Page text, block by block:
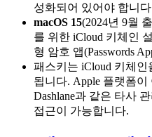
성화되어 있어야 합니
macOS 15(2024년 9월
를 위한 iCloud 키체인
형 암호 앱(Passwords
패스키는 iCloud 키체
됩니다. Apple 플랫폼이
Dashlane과 같은 타사
접근이 가능합니다.